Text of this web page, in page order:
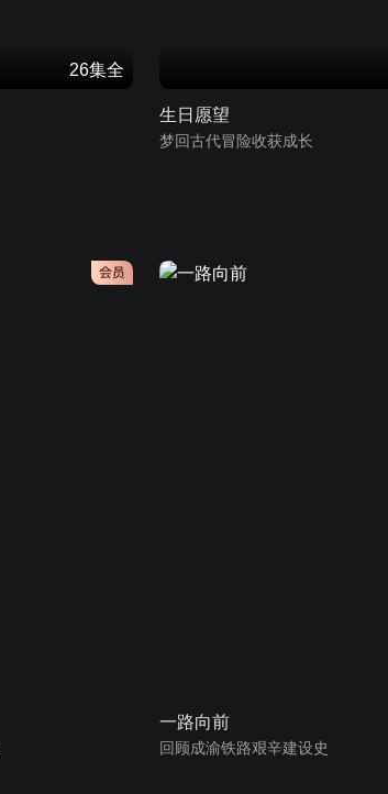
26集全
生日愿望
梦回古代冒险收获成长
会员
一路向前
回顾成渝铁路艰辛建设史